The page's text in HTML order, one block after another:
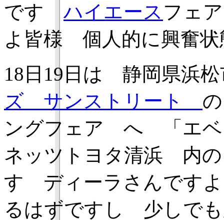
ですハイエース フェ
よ皆様 個人的に興奮状
18日19日は 静岡県浜
ズ サンストリート
ングフェア へ 「エ
ネッツトヨタ清浜 内
す ディーラさんです
るはずですし 少しで